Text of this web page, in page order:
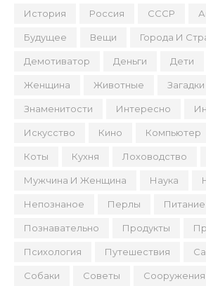
История Россия СССР
Будущее Вещи Города И
Демотиватор Деньги Дети
Женщина Животные Загадки
Знаменитости Интересно
Искусство Кино Компьютер
Коты Кухня Лоховодство
Мужчина И Женщина Наука
Непознаное Перлы Питание
Познавательно Продукты
Психология Путешествия
Собаки Советы Сооружения